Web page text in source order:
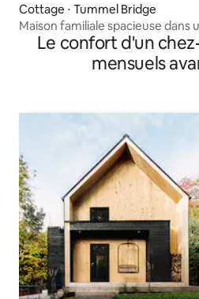
Cottage ⋅ Tummel Bridge
Maison familiale spacieuse dans
Le confort d'un
mensuels